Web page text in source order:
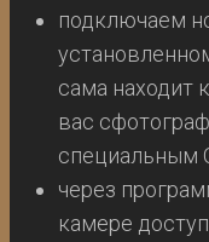
подключаем
сама находит
вас
специальным
через
камере